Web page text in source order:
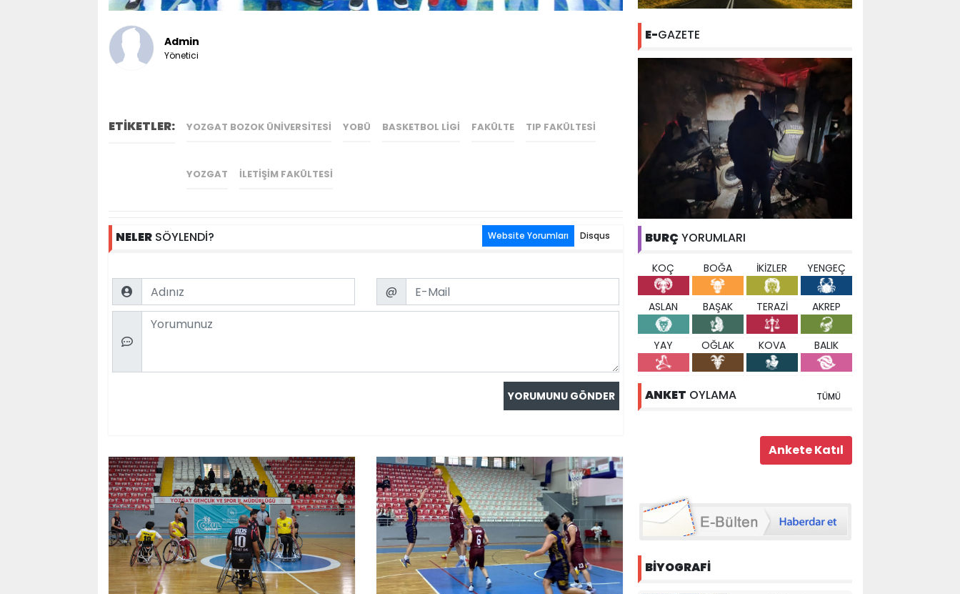
Admin
Yönetici
ETİKETLER: YOZGAT BOZOK ÜNIVERSITESI YOBÜ BASKETBOL LIGI FAKÜLTE TIP FAKÜLTESI
YOZGAT İLETIŞIM FAKÜLTESI
NELERSÖYLENDİ? Website Yorumları Disqus
Name Email
@
Comment
E-GAZETE
BURÇ YORUMLARI
KOÇ BOĞA İKİZLER YENGEÇ
ASLAN BAŞAK TERAZİ AKREP
YAY OĞLAK KOVA BALIK
ANKET OYLAMA TÜMÜ
BİYOGRAFİ